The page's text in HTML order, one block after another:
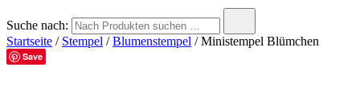
Suche nach:
Startseite / Stempel /Blumenstempel / Ministempel Blümchen
Save